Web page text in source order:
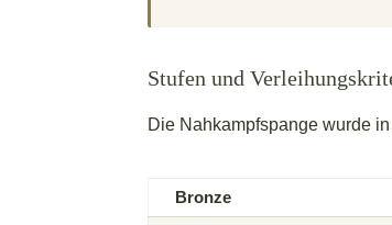
Stufen und
Die Nahkampfspange wurde
Bronze